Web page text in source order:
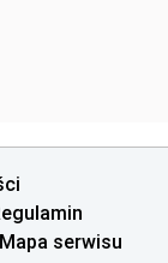
Mapa serwisu